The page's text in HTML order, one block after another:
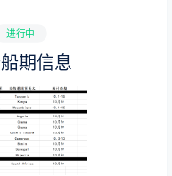
进行中
期信息